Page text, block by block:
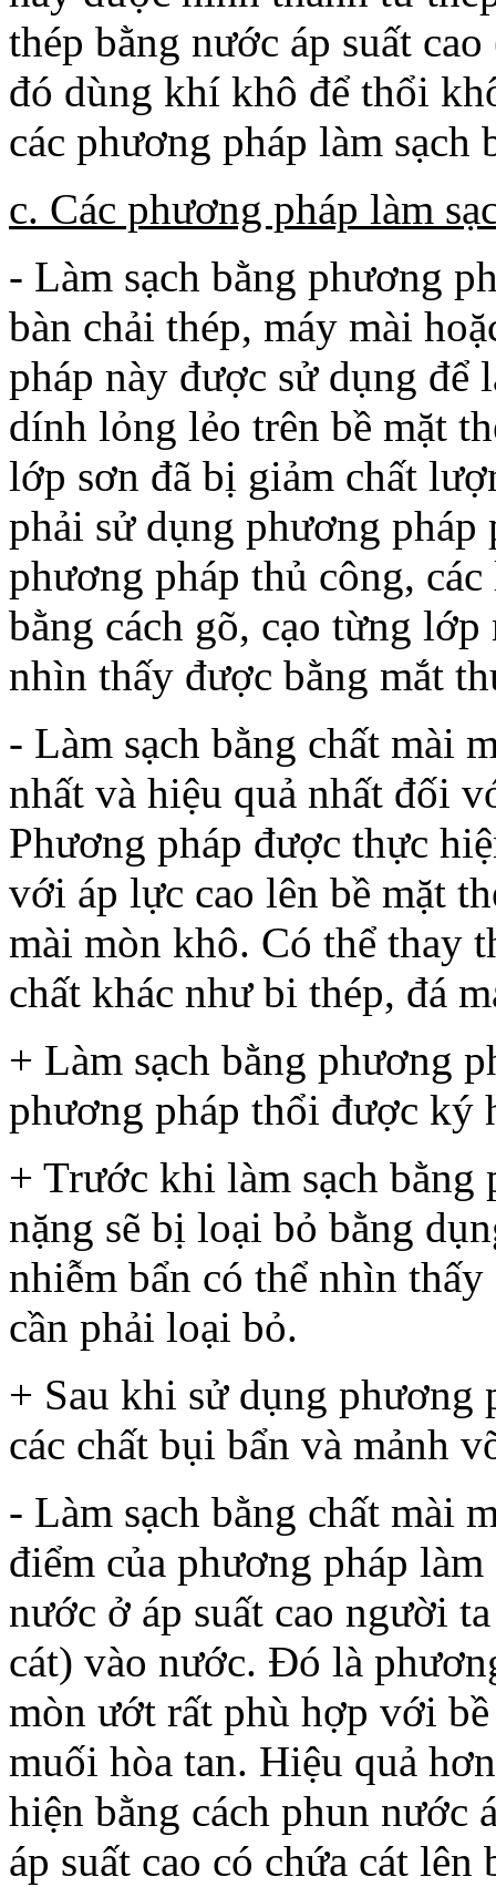
thép bằng nước áp suất
đó dùng khí khô để thổi
các phương pháp làm sạch
c. Các phương pháp làm
- Làm sạch bằng phương
bàn chải thép, máy mài
pháp này được sử dụng để
dính lỏng lẻo trên bề mặt
lớp sơn đã bị giảm chất
phải sử dụng phương
phương pháp thủ công,
bằng cách gõ, cạo từng
nhìn thấy được bằng mắt
- Làm sạch bằng chất mài
nhất và hiệu quả nhất đối
Phương pháp được thực
với áp lực cao lên bề mặt
mài mòn khô. Có thể thay
chất khác như bi thép, đá
+ Làm sạch bằng phương
phương pháp thổi được ký
+ Trước khi làm sạch
nặng sẽ bị loại bỏ bằng
nhiễm bẩn có thể nhìn
cần phải loại bỏ.
+ Sau khi sử dụng phương
các chất bụi bẩn và mảnh
- Làm sạch bằng chất mài
điểm của phương pháp
nước ở áp suất cao người
cát) vào nước. Đó là
mòn ướt rất phù hợp với
muối hòa tan. Hiệu quả
hiện bằng cách phun nước
áp suất cao có chứa cát